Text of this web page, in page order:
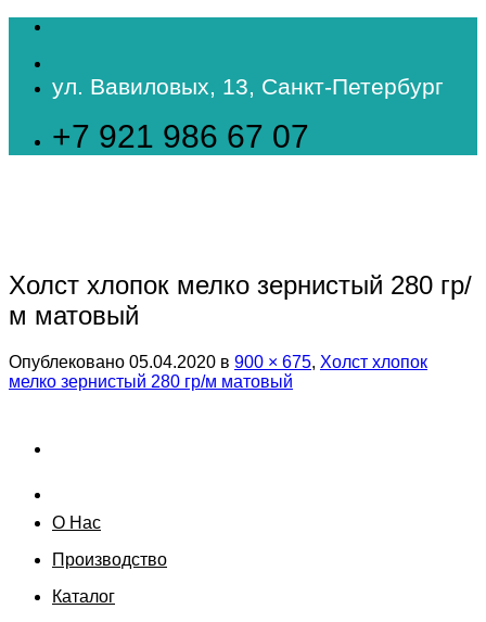
Skip
content
ул. Вавиловых, 13, Санкт-Петербург
+7 921 986 67 07
О Нас
Производство
Каталог
Холст хлопок мелко зернистый 280 гр/
м матовый
Опублековано 05.04.2020 в 900 × 675, Холст хлопок
мелко зернистый 280 гр/м матовый